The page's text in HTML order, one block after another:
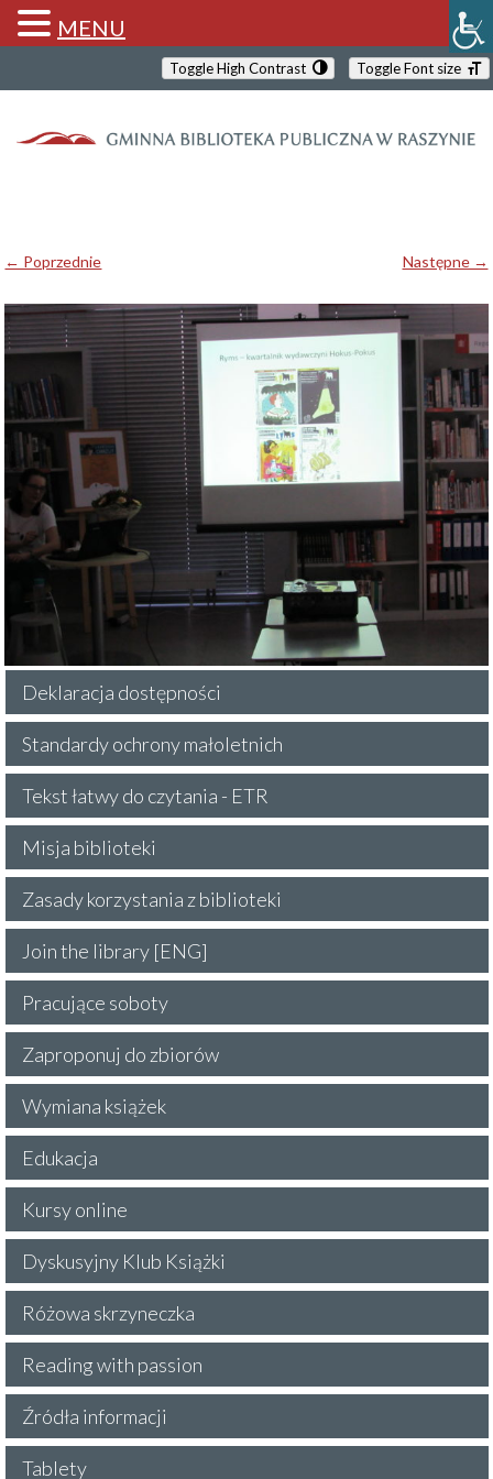
Toggle High Contrast Toggle Font size
← Poprzednie Następne →
Deklaracja dostępności
Standardy ochrony małoletnich
Tekst łatwy do czytania - ETR
Misja biblioteki
Zasady korzystania z biblioteki
Join the library [ENG]
Pracujące soboty
Zaproponuj do zbiorów
Wymiana książek
Edukacja
Kursy online
Dyskusyjny Klub Książki
Różowa skrzyneczka
Reading with passion
Źródła informacji
Tablety
MENU